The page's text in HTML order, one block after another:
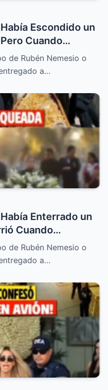
Escondido un
Cuando
que Descubrieron
se Atrevía a
de Rubén Nemesio o
a…
Enterrado un
Cuando
Desató un
Pueblo Podía
de Rubén Nemesio o
a…